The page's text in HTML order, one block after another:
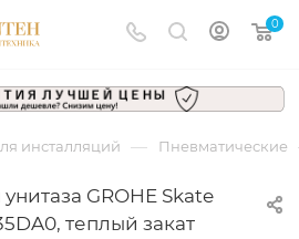
0
инсталляций — Пневматические
GROHE Skate
теплый закат